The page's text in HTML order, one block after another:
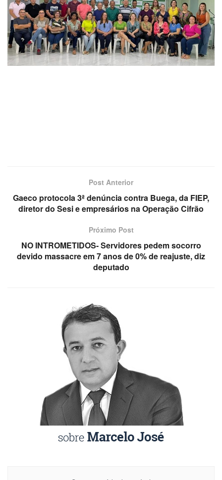
Post Anterior
Gaeco protocola 3ª denúncia contra Buega, da FIEP,
diretor do Sesi e empresários na Operação Cifrão
Próximo Post
NO INTROMETIDOS- Servidores pedem socorro
devido massacre em 7 anos de 0% de reajuste, diz
deputado